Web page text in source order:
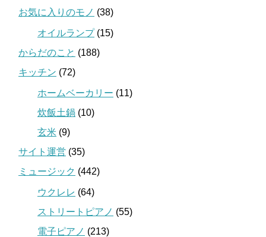
お気に入りのモノ (38)
オイルランプ(15)
からだのこと (188)
キッチン (72)
ホームベーカリー (11)
炊飯土鍋 (10)
玄米 (9)
サイト運営 (35)
ミュージック (442)
ウクレレ (64)
ストリートピアノ (55)
電子ピアノ (213)